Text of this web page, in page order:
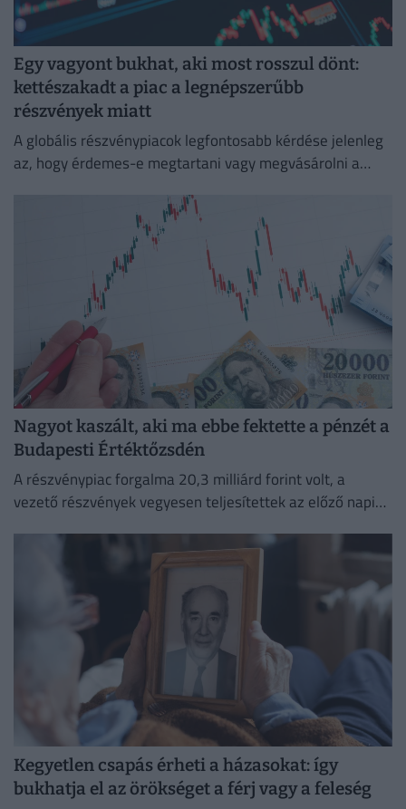
Egy vagyont bukhat, aki most rosszul dönt:
kettészakadt a piac a legnépszerűbb
részvények miatt
A globális részvénypiacok legfontosabb kérdése jelenleg
az, hogy érdemes-e megtartani vagy megvásárolni a
félvezetőgyártók részvényeit.
Nagyot kaszált, aki ma ebbe fektette a pénzét a
Budapesti Értéktőzsdén
A részvénypiac forgalma 20,3 milliárd forint volt, a
vezető részvények vegyesen teljesítettek az előző napi
Kegyetlen csapás érheti a házasokat: így
bukhatja el az örökséget a férj vagy a feleség